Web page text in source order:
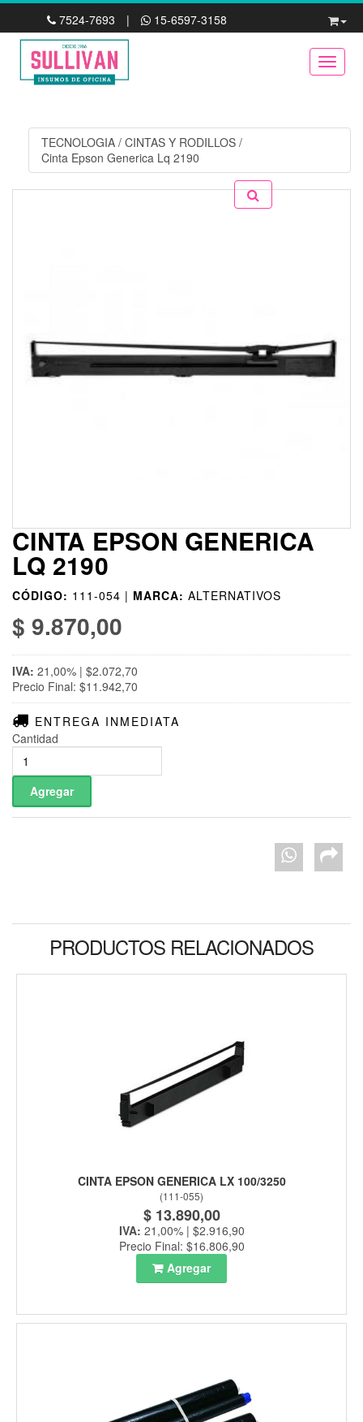
7524-7693 | 15-6597-3158
TECNOLOGIA / CINTAS Y RODILLOS /
Cinta Epson Generica Lq 2190
CINTA EPSON GENERICA
LQ 2190
CÓDIGO: 111-054 | MARCA: ALTERNATIVOS
$ 9.870,00
IVA: 21,00% | $2.072,70
Precio Final: $11.942,70
ENTREGA INMEDIATA
Cantidad
PRODUCTOS RELACIONADOS
CINTA EPSON GENERICA LX 100/3250
(111-055)
$ 13.890,00
IVA: 21,00% | $2.916,90
Precio Final: $16.806,90
Agregar